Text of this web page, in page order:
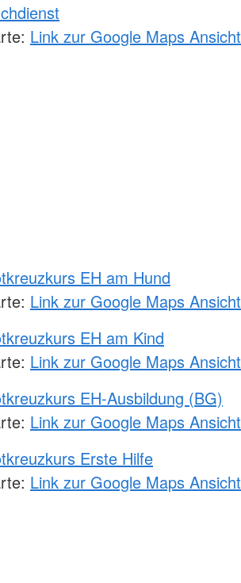
Link zur Google Maps Ansicht
EH am Hund
Link zur Google Maps Ansicht
EH am Kind
Link zur Google Maps Ansicht
EH-Ausbildung (BG)
Link zur Google Maps Ansicht
Erste Hilfe
Link zur Google Maps Ansicht